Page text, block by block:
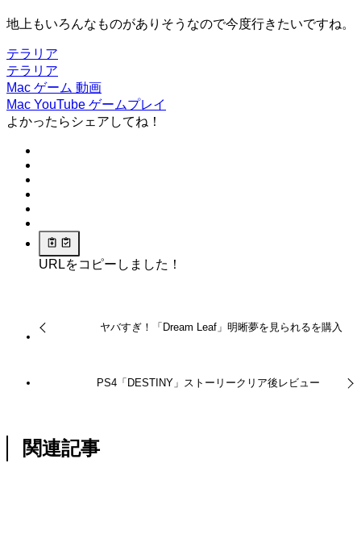
地上もいろんなものがありそうなので今度行きたいですね。
テラリア
テラリア
Mac ゲーム 動画
Mac YouTube ゲームプレイ
よかったらシェアしてね！
URLをコピーしました！
ヤバすぎ！「Dream Leaf」明晰夢を見られるを購入
PS4「DESTINY」ストーリークリア後レビュー
関連記事